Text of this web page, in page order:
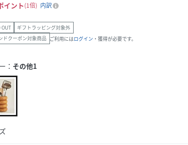
イント 1倍 内訳
OUT
ギフトラッピング対象外
ドクーポン対象商品 ご利用にはログイン ・獲得が必要です。
： その他1